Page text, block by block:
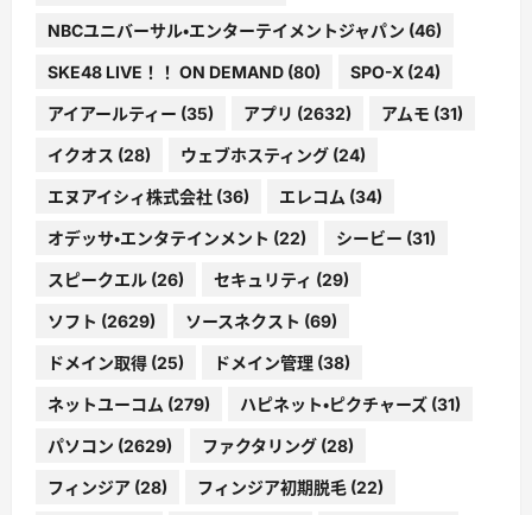
NBCユニバーサル・エンターテイメントジャパン (46)
SKE48 LIVE！！ ON DEMAND (80) SPO-X (24)
アイアールティー (35) アプリ (2632) アムモ (31)
イクオス (28) ウェブホスティング (24)
エヌアイシィ株式会社 (36) エレコム (34)
オデッサ・エンタテインメント (22) シービー (31)
スピークエル (26) セキュリティ (29)
ソフト (2629) ソースネクスト (69)
ドメイン取得 (25) ドメイン管理 (38)
ネットユーコム (279) ハピネット・ピクチャーズ (31)
パソコン (2629) ファクタリング (28)
フィンジア (28) フィンジア初期脱毛 (22)